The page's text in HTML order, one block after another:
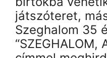
játszóteret,
Szeghalom 35
“SZEGHALOM,